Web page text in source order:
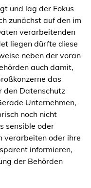
und lag der Fokus
zunächst auf den im
verarbeitenden
liegen dürfte diese
neben der voran
auch damit,
das
den Datenschutz
Unternehmen,
noch nicht
sensible oder
verarbeiten oder ihre
informieren,
der Behörden